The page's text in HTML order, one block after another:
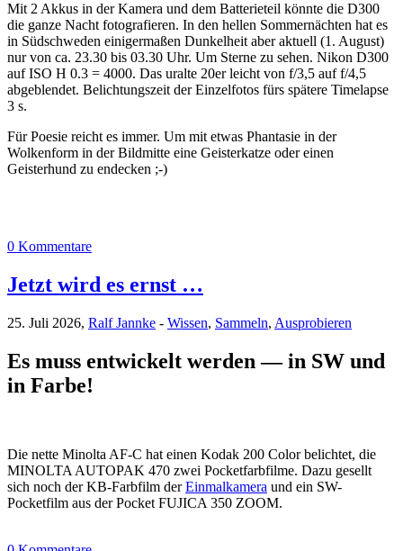
Mit 2 Akkus in der Kamera und dem Batterieteil könnte die D300
die ganze Nacht fotografieren. In den hellen Sommernächten hat es
in Südschweden einigermaßen Dunkelheit aber aktuell (1. August)
nur von ca. 23.30 bis 03.30 Uhr. Um Sterne zu sehen. Nikon D300
auf ISO H 0.3 = 4000. Das uralte 20er leicht von f/3,5 auf f/4,5
abgeblendet. Belichtungszeit der Einzelfotos fürs spätere Timelapse
3 s.
Für Poesie reicht es immer. Um mit etwas Phantasie in der
Wolkenform in der Bildmitte eine Geisterkatze oder einen
Geisterhund zu endecken ;-)
0 Kommentare
Jetzt wird es ernst …
25. Juli 2026, Ralf Jannke - Wissen, Sammeln, Ausprobieren
Es muss entwickelt werden — in SW und
in Farbe!
Die nette Minolta AF-C hat einen Kodak 200 Color belichtet, die
MINOLTA AUTOPAK 470 zwei Pocketfarbfilme. Dazu gesellt
sich noch der KB-Farbfilm derEinmalkamera und ein SW-
Pocketfilm aus der Pocket FUJICA 350 ZOOM.